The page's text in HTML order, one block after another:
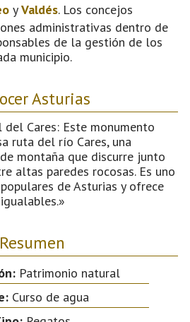
yValdés. Los concejos
administrativas dentro de
de la gestión de los
municipio.
Asturias
Cares: Este monumento
ruta del río Cares, una
montaña que discurre junto
altas paredes rocosas. Es uno
de Asturias y ofrece
Resumen
Patrimonio natural
Curso de agua